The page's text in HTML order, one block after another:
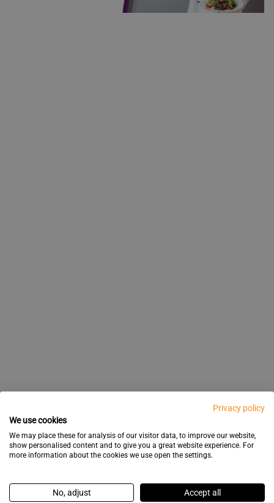
Privacy policy
We use cookies
We may place these for analysis of our visitor data, to improve our website,
show personalised content and to give you a great website experience. For
more information about the cookies we use open the settings.
No, adjust Accept all